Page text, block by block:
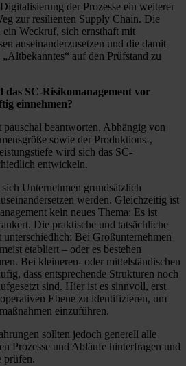
der Prozesse ein weiterer
zur resilienten Supply Chain. Die
ein Weckruf, sich ernsthaft mit
auseinanderzusetzen und die damit
auf den Prüfstand zu
das SC-Risikomanagement vor
einnehmen?
pauschal beantworten. Abhängig von
sowie der Produktions-,
wird sich das SC-
entwickeln.
Unternehmen grundsätzlich
werden. Gleichzeitig ist
kein neues Thema: Es ist
Die praktische und tatsächliche
unterschiedlich: Bei Großunternehmen
etabliert – oder es bestehen
Bei kleineren- oder mittelständischen
dass entsprechende Strukturen noch
sind. Hier ist es sinnvoll, erst
Ebene zu identifizieren, um
einzuführen.
sollten jedoch generell alle
Prozesse und Abläufe hinterfragen und
prüfen.